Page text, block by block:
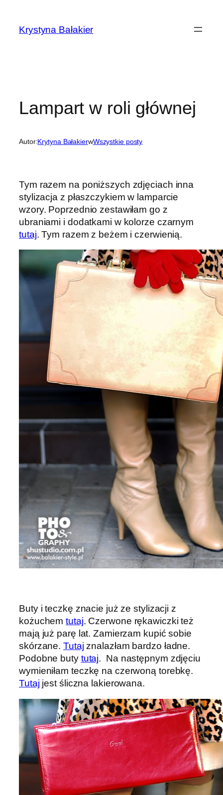
treściKrystyna Bałakier
Lampart w roli głównej
Autor:Krytyna BałakierwWszystkie posty
Tym razem na poniższych zdjęciach inna
stylizacja z płaszczykiem w lamparcie
wzory. Poprzednio zestawiłam go z
ubraniami i dodatkami w kolorze czarnym
tutaj. Tym razem z beżem i czerwienią.
Buty i teczkę znacie już ze stylizacji z
kożuchemtutaj. Czerwone rękawiczki też
mają już parę lat. Zamierzam kupić sobie
skórzane.Tutaj znalazłam bardzo ładne.
Podobne buty tutaj. Na następnym zdjęciu
wymieniłam teczkę na czerwoną torebkę.
Tutaj jest śliczna lakierowana.